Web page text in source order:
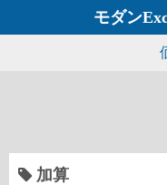
ン
ス
モダン
加算